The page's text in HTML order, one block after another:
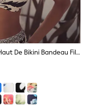
Palmier Noir/Crème - Haut De Bikini Bandeau Filaire